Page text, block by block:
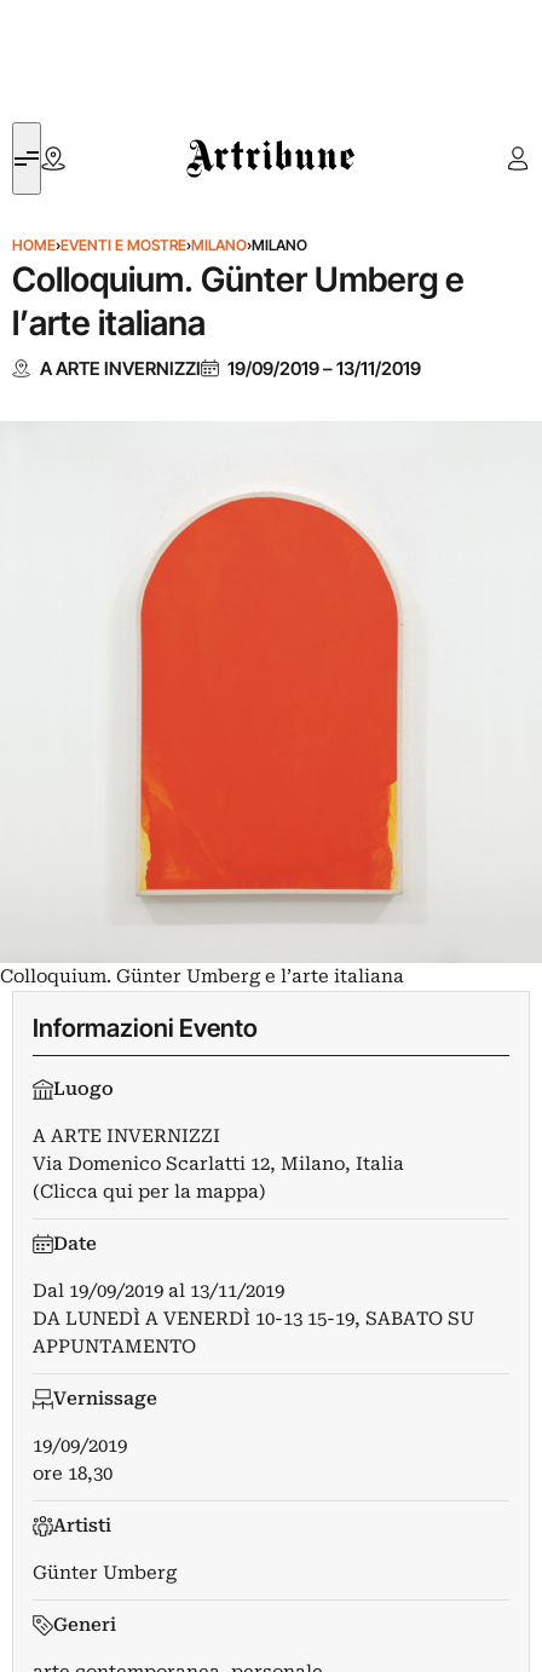
Artribune
HOME›EVENTI E MOSTRE›MILANO›MILANO
Colloquium. Günter Umberg e
l’arte italiana
A ARTE INVERNIZZI 19/09/2019–13/11/2019
Colloquium. Günter Umberg e l’arte italiana
Informazioni Evento
Luogo
A ARTE INVERNIZZI
Via Domenico Scarlatti 12, Milano, Italia
(Clicca qui per la mappa)
Date
Dal 19/09/2019 al 13/11/2019
DA LUNEDÌ A VENERDÌ 10-13 15-19, SABATO SU
APPUNTAMENTO
Vernissage
19/09/2019
ore 18,30
Artisti
Günter Umberg
Generi